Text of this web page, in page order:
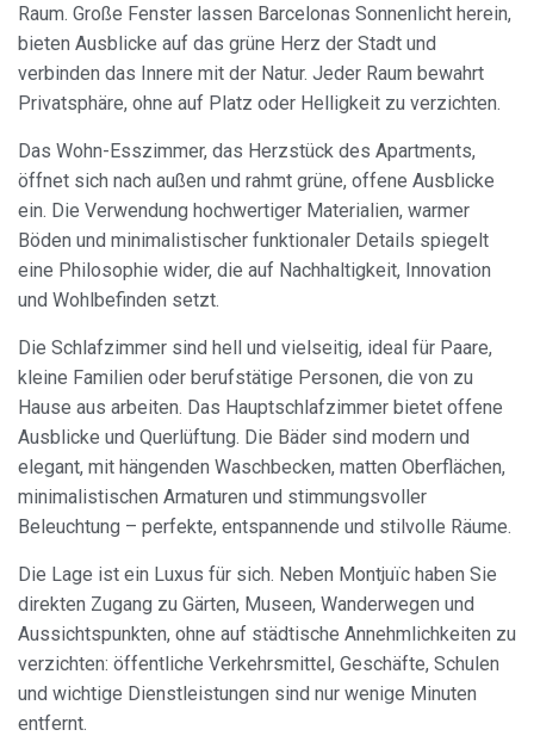
Raum. Große Fenster lassen Barcelonas Sonnenlicht herein,
bieten Ausblicke auf das grüne Herz der Stadt und
verbinden das Innere mit der Natur. Jeder Raum bewahrt
Privatsphäre, ohne auf Platz oder Helligkeit zu verzichten.
Das Wohn-Esszimmer, das Herzstück des Apartments,
öffnet sich nach außen und rahmt grüne, offene Ausblicke
ein. Die Verwendung hochwertiger Materialien, warmer
Böden und minimalistischer funktionaler Details spiegelt
eine Philosophie wider, die auf Nachhaltigkeit, Innovation
und Wohlbefinden setzt.
Die Schlafzimmer sind hell und vielseitig, ideal für Paare,
kleine Familien oder berufstätige Personen, die von zu
Hause aus arbeiten. Das Hauptschlafzimmer bietet offene
Ausblicke und Querlüftung. Die Bäder sind modern und
elegant, mit hängenden Waschbecken, matten Oberflächen,
minimalistischen Armaturen und stimmungsvoller
Beleuchtung – perfekte, entspannende und stilvolle Räume.
Die Lage ist ein Luxus für sich. Neben Montjuïc haben Sie
direkten Zugang zu Gärten, Museen, Wanderwegen und
Aussichtspunkten, ohne auf städtische Annehmlichkeiten zu
verzichten: öffentliche Verkehrsmittel, Geschäfte, Schulen
und wichtige Dienstleistungen sind nur wenige Minuten
entfernt.
Cookies ändern
Technik und Funktional
Immer aktiv
Diese Website verwendet eigene Cookies, um
Informationen zu sammeln, um unsere Dienste zu
verbessern. Wenn Sie weiter surfen, akzeptieren Sie deren